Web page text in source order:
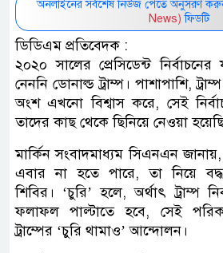
অনলাইনের সর্বশেষ নিউজ পেতে অনুসরণ
News) ফিডটি
ডিডিএম প্রতিবেদক :
২০২০ সালের প্রেসিডেন্ট
নেননি ডোনাল্ড ট্রাম্প। পাশাপাশি,
অংশ এখনো বিশ্বাস করে, সেই
তাদের কাছ থেকে ছিনিয়ে নেওয়া
মার্কিন সংবাদমাধ্যম সিএনএন
এবার না হতে পারে, তা নিয়ে
শিবির। ‘চুরি’ হলে, অর্থাৎ ট্রাম্প
ফলাফল পাল্টাতে হবে, সেই
ট্রাম্পের ‘চুরি থামাও’ আন্দোলন।